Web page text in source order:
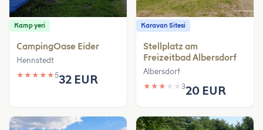
Kamp yeri
CampingOase Eider
Hennstedt
★ ★ ★ ★ ★532 EUR
Karavan Sitesi
Stellplatz am
Freizeitbad Albersdorf
Albersdorf
★ ★ ★ ★ ★ 320 EUR